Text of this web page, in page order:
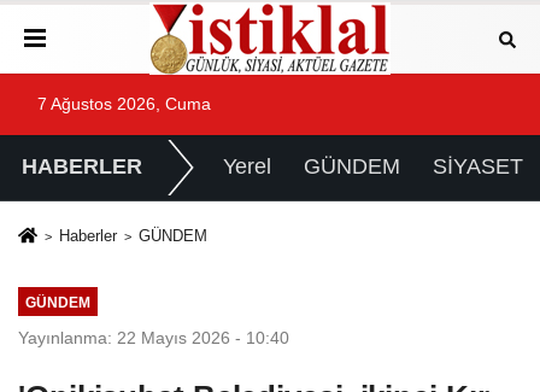
7 Ağustos 2026, Cuma
HABERLER Yerel GÜNDEM SİYASET
Haberler GÜNDEM
GÜNDEM
Yayınlanma: 22 Mayıs 2026 - 10:40